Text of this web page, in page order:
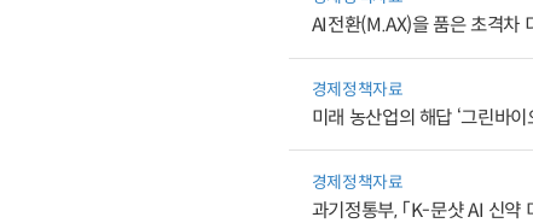
AI전환(M.AX)을 품은 초격차
경제정책자료
미래 농산업의 해답 ‘그린바
경제정책자료
과기정통부, 「K-문샷 AI 신약